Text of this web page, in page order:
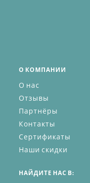
О КОМПАНИИ
О нас
Отзывы
Партнёры
Контакты
Сертификаты
Наши скидки
НАЙДИТЕ НАС В: